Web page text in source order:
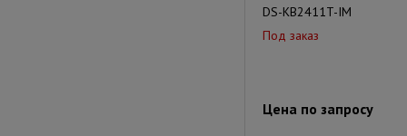
DS-KB2411T-IM
Под заказ
Цена по запросу